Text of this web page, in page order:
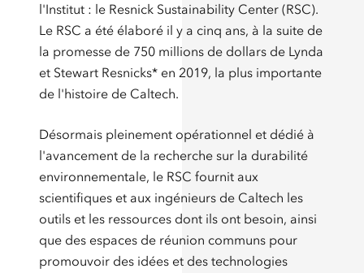
l'Institut : le Resnick Sustainability Center (RSC).
Le RSC a été élaboré il y a cinq ans, à la suite de
la promesse de 750 millions de dollars de Lynda
et Stewart Resnicks* en 2019, la plus importante
de l'histoire de Caltech.
Désormais pleinement opérationnel et dédié à
l'avancement de la recherche sur la durabilité
environnementale, le RSC fournit aux
scientifiques et aux ingénieurs de Caltech les
outils et les ressources dont ils ont besoin, ainsi
que des espaces de réunion communs pour
promouvoir des idées et des technologies